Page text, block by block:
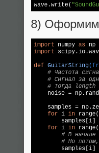
wave.write(
8) Оформим
import numpy as
import
def GuitarString
# Частота
# Сигнал за
# Тогда length
noise =
samples =
for i in
samples[i]
for i in
# В начале
# Но
samples[i]